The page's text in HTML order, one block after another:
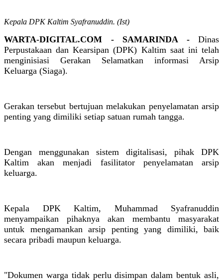
Kepala DPK Kaltim Syafranuddin. (Ist)
WARTA-DIGITAL.COM - SAMARINDA - Dinas
Perpustakaan dan Kearsipan (DPK) Kaltim saat ini telah
menginisiasi Gerakan Selamatkan informasi Arsip
Keluarga (Siaga).
Gerakan tersebut bertujuan melakukan penyelamatan arsip
penting yang dimiliki setiap satuan rumah tangga.
Dengan menggunakan sistem digitalisasi, pihak DPK
Kaltim akan menjadi fasilitator penyelamatan arsip
keluarga.
Kepala DPK Kaltim, Muhammad Syafranuddin
menyampaikan pihaknya akan membantu masyarakat
untuk mengamankan arsip penting yang dimiliki, baik
secara pribadi maupun keluarga.
"Dokumen warga tidak perlu disimpan dalam bentuk asli,